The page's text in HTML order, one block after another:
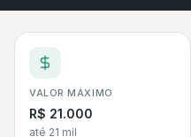
VALOR MÁXIMO
R$ 21.000
até 21 mil